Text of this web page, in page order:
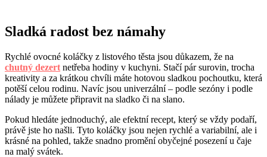
Sladká radost bez námahy
Rychlé ovocné koláčky z listového těsta jsou důkazem, že na
chutný dezert netřeba hodiny v kuchyni. Stačí pár surovin, trocha
kreativity a za krátkou chvíli máte hotovou sladkou pochoutku, která
potěší celou rodinu. Navíc jsou univerzální – podle sezóny i podle
nálady je můžete připravit na sladko či na slano.
Pokud hledáte jednoduchý, ale efektní recept, který se vždy podaří,
právě jste ho našli. Tyto koláčky jsou nejen rychlé a variabilní, ale i
krásné na pohled, takže snadno promění obyčejné posezení u čaje
na malý svátek.